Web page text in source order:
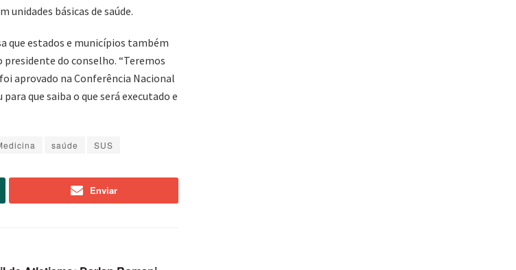
unidades básicas de saúde.
que estados e municípios também
do conselho. “Teremos
aprovado na Conferência Nacional
que saiba o que será executado e
saúde SUS
Enviar